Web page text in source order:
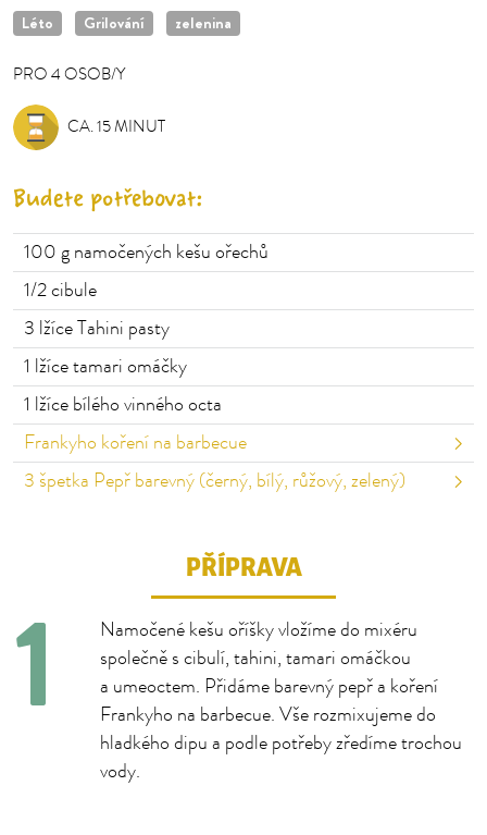
Léto Grilování zelenina
PRO4OSOB/Y
OSOB/Y
CA. 15 MINUT
Budete potřebovat:
100 g namočených kešu ořechů
1/2cibule
3 lžíce Tahini pasty
1 lžíce tamari omáčky
1 lžíce bílého vinného octa
Frankyho koření na barbecue
3 špetka Pepř barevný (černý, bílý, růžový, zelený)
PŘÍPRAVA
Namočené kešu oříšky vložíme do mixéru
společně s cibulí, tahini, tamari omáčkou
a umeoctem. Přidáme barevný pepř a koření
Frankyho na barbecue. Vše rozmixujeme do
hladkého dipu a podle potřeby zředíme trochou
vody.